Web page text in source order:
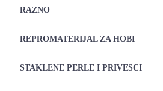
RAZNO
REPROMATERIJAL ZA HOBI
STAKLENE PERLE I PRIVESCI